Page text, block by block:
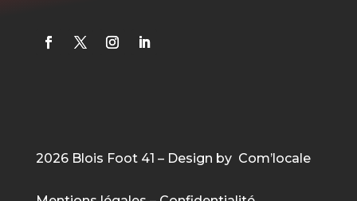
2026 Blois Foot 41 – Design by Com’locale